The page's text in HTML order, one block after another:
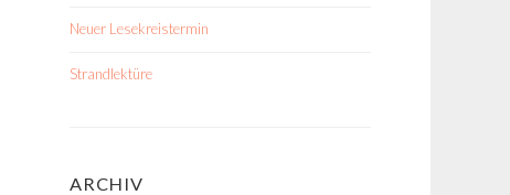
Neuer Lesekreistermin
Strandlektüre
ARCHIV